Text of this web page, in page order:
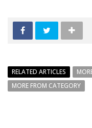
RELATED ARTICLES
MORE FROM CATEGORY